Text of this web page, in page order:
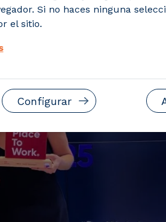
Si no haces ninguna
el sitio.
Configurar